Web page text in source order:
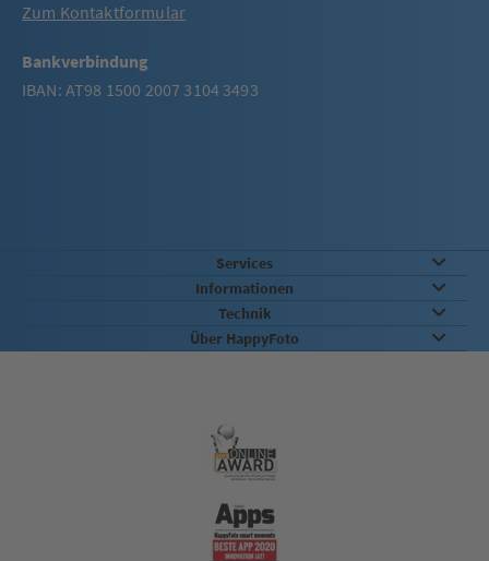
Zum Kontaktformular
Bankverbindung
IBAN: AT98 1500 2007 3104 3493
Services
Informationen
Technik
Über HappyFoto